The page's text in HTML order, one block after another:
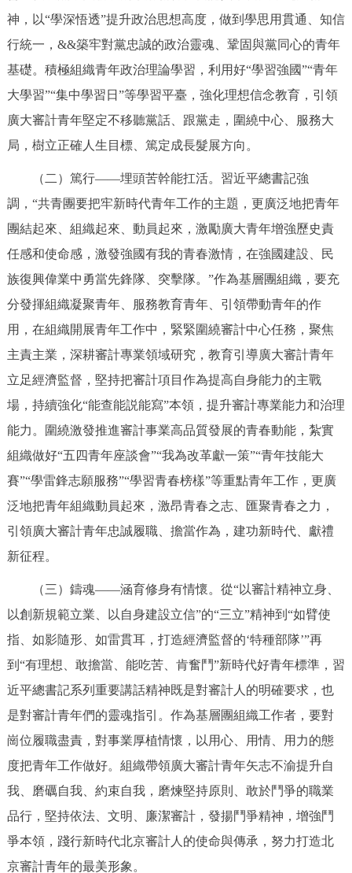
政民互動
12345網上接訴即辦 我要諮詢 我要建議
走進北京
綠色北京 圖説北京 視頻北京
多語種
DEUTSCH FRANÇAIS РУССКИЙ ЯЗЫК
ESPAÑOL العربية PORTUGUÊS
ITALIANO
回到頂部
神，以“學深悟透”提升政治思想高度，做到學思用貫通、知信
行統一，&&築牢對黨忠誠的政治靈魂、鞏固與黨同心的青年
基礎。積極組織青年政治理論學習，利用好“學習強國”“青年
大學習”“集中學習日”等學習平臺，強化理想信念教育，引領
廣大審計青年堅定不移聽黨話、跟黨走，圍繞中心、服務大
局，樹立正確人生目標、篤定成長髮展方向。
（二）篤行——埋頭苦幹能扛活。習近平總書記強
調，“共青團要把牢新時代青年工作的主題，更廣泛地把青年
團結起來、組織起來、動員起來，激勵廣大青年增強歷史責
任感和使命感，激發強國有我的青春激情，在強國建設、民
族復興偉業中勇當先鋒隊、突擊隊。”作為基層團組織，要充
分發揮組織凝聚青年、服務教育青年、引領帶動青年的作
用，在組織開展青年工作中，緊緊圍繞審計中心任務，聚焦
主責主業，深耕審計專業領域研究，教育引導廣大審計青年
立足經濟監督，堅持把審計項目作為提高自身能力的主戰
場，持續強化“能查能説能寫”本領，提升審計專業能力和治理
能力。圍繞激發推進審計事業高品質發展的青春動能，紮實
組織做好“五四青年座談會”“我為改革獻一策”“青年技能大
賽”“學雷鋒志願服務”“學習青春榜樣”等重點青年工作，更廣
泛地把青年組織動員起來，激昂青春之志、匯聚青春之力，
引領廣大審計青年忠誠履職、擔當作為，建功新時代、獻禮
新征程。
（三）鑄魂——涵育修身有情懷。從“以審計精神立身、
以創新規範立業、以自身建設立信”的“三立”精神到“如臂使
指、如影隨形、如雷貫耳，打造經濟監督的‘特種部隊’”再
到“有理想、敢擔當、能吃苦、肯奮鬥”新時代好青年標準，習
近平總書記系列重要講話精神既是對審計人的明確要求，也
是對審計青年們的靈魂指引。作為基層團組織工作者，要對
崗位履職盡責，對事業厚植情懷，以用心、用情、用力的態
度把青年工作做好。組織帶領廣大審計青年矢志不渝提升自
我、磨礪自我、約束自我，磨煉堅持原則、敢於鬥爭的職業
品行，堅持依法、文明、廉潔審計，發揚鬥爭精神，增強鬥
爭本領，踐行新時代北京審計人的使命與傳承，努力打造北
京審計青年的最美形象。